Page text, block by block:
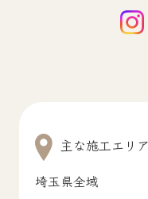
主な施工エリア
埼玉県全域